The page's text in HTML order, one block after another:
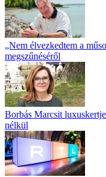
„Nem élvezkedtem a
megszűnéséről
Borbás Marcsit
nélkül